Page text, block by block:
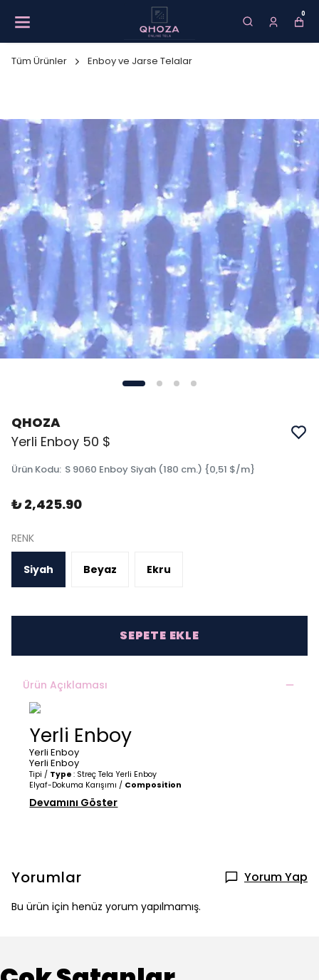
0
Tüm Ürünler Enboy ve Jarse Telalar
QHOZA
Yerli Enboy 50 $
Ürün Kodu: S 9060 Enboy Siyah (180 cm.) {0,51 $/m}
₺ 2,425.90
RENK
Siyah Beyaz Ekru
SEPETE EKLE
Ürün Açıklaması
Yerli Enboy
Yerli Enboy
Yerli Enboy
Tipi / Type: Streç Tela Yerli Enboy
Elyaf-Dokuma Karışımı / Composition
Devamını Göster
Yorumlar Yorum Yap
Bu ürün için henüz yorum yapılmamış.